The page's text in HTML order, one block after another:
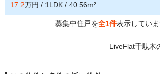
17.2万円 / 1LDK / 40.56m²
募集中住戸を全1件表示していま
LiveFlat千駄木